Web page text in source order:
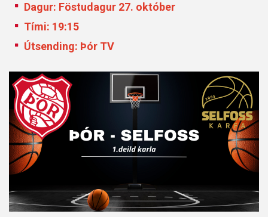
Dagur: Föstudagur 27. október
Tími: 19:15
Útsending: Þór TV